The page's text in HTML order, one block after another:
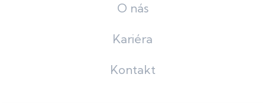
O nás
Kariéra
Kontakt